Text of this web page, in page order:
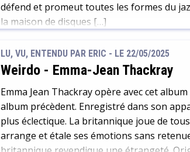
défend et promeut toutes les formes du
la maison de disques […]
LU, VU, ENTENDU PAR ERIC - LE 22/05/2025
Weirdo - Emma-Jean Thackray
Emma Jean Thackray opère avec cet
album précèdent. Enregistré dans son
plus éclectique. La britannique joue de
arrange et étale ses émotions sans